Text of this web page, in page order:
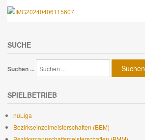
SUCHE
Suchen ... Suchen
SPIELBETRIEB
nuLiga
Bezirkseinzelmeisterschaften (BEM)